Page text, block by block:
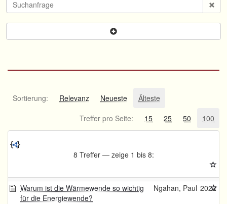
Sortierung: Relevanz Neueste
Älteste
Treffer pro Seite:
15 25 50 100
8 Treffer — zeige 1 bis 8:
Warum ist die Wärmewende so wichtig
für die Energiewende?
Ngahan, Paul 2022